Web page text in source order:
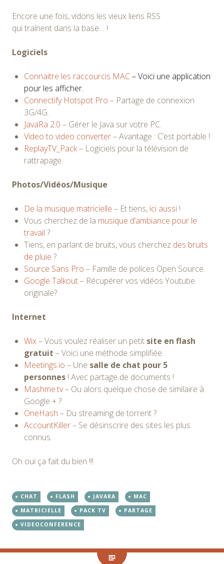
Encore une fois, vidons les vieux liens RSS
qui traînent dans la base… !
Logiciels
Connaitre les raccourcis MAC– Voici une application
pour les afficher.
Connectify Hotspot Pro – Partage de connexion
3G/4G.
JavaRa 2.0 – Gérer le Java sur votre PC.
Video to video converter– Avantage : C’est portable !
ReplayTV_Pack– Logiciels pour la télévision de
rattrapage.
Photos/Vidéos/Musique
De la musique matricielle – Et tiens, ici aussi !
Vous cherchez de la musique d’ambiance pour le
travail ?
Tiens, en parlant de bruits, vous cherchez des bruits
de pluie ?
Source Sans Pro – Famille de polices Open Source.
Google Talkout– Récupérer vos vidéos Youtube
originale?
Internet
Wix– Vous voulez réaliser un petit site en flash
gratuit – Voici une méthode simplifiée.
Meetings.io – Une salle de chat pour 5
personnes ! Avec partage de documents !
Mashme.tv– Ou alors quelque chose de similaire à
Google + ?
OneHash – Du streaming de torrent ?
AccountKiller– Se désinscrire des sites les plus
connus.
Oh oui ça fait du bien !!!
CHAT FLASH JAVARA
MAC
MATRICIELLE
PACK TV
PARTAGE
VIDEOCONFERENCE